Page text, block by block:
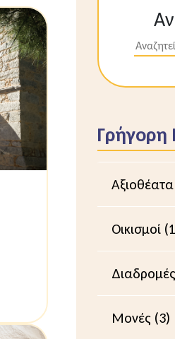
Οικισμοί
Μονές (3)